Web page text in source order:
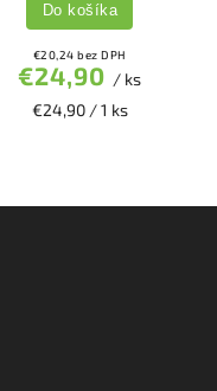
€20,24 bez DPH
€24,90 / ks
€24,90 / 1 ks
Do košíka